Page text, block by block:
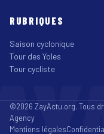
RUBRIQUES
Saison cyclonique
Tour des Yoles
Tour cycliste
©2026 ZayActu.org. Tous
Agency
Mentions légales